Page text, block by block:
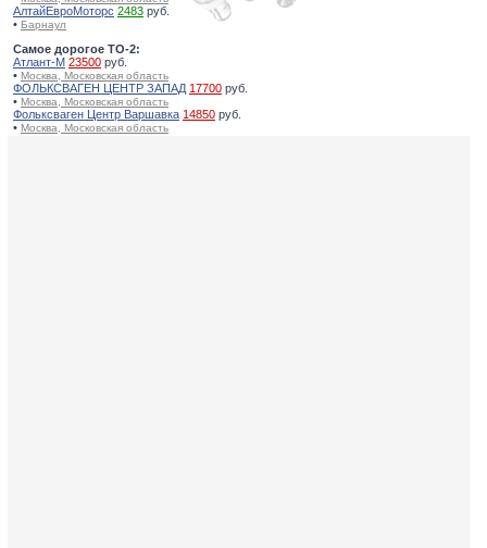
АлтайЕвроМоторс 2483 руб.
• Барнаул
Самое дорогое ТО-2:
Атлант-М 23500 руб.
• Москва, Московская область
ФОЛЬКСВАГЕН ЦЕНТР ЗАПАД 17700 руб.
• Москва, Московская область
Фольксваген Центр Варшавка 14850 руб.
• Москва, Московская область